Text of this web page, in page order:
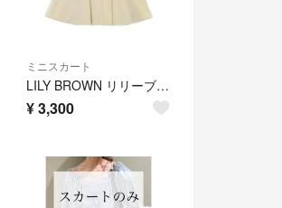
ミニスカート
LILY BROWN リリーブラウン ミニスカート M 白 【古着】【中古】【送料無料】
¥3,300